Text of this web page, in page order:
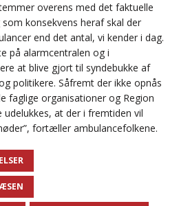
overens med det faktuelle
konsekvens heraf skal der
end det antal, vi kender i dag.
på alarmcentralen og i
at blive gjort til syndebukke af
politikere. Såfremt der ikke opnås
faglige organisationer og Region
udelukkes, at der i fremtiden vil
fortæller ambulancefolkene.